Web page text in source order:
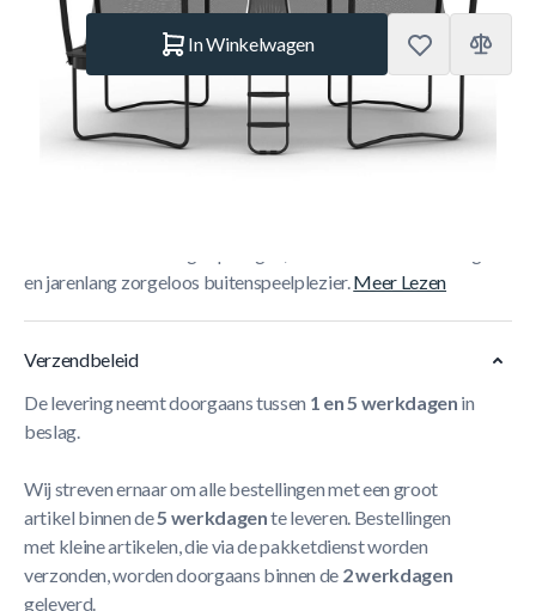
Aantal
In Winkelwagen
Korte Beschrijving
en jarenlang zorgeloos buitenspeelplezier.Meer Lezen
Verzendbeleid
De levering neemt doorgaans tussen 1 en 5 werkdagen in
beslag.
Wij streven ernaar om alle bestellingen met een groot
artikel binnen de5 werkdagente leveren. Bestellingen
met kleine artikelen, die via de pakketdienst worden
verzonden, worden doorgaans binnen de 2 werkdagen
geleverd.